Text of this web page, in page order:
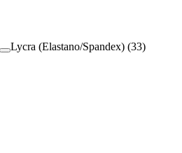
Lycra (Elastano/Spandex) (33)